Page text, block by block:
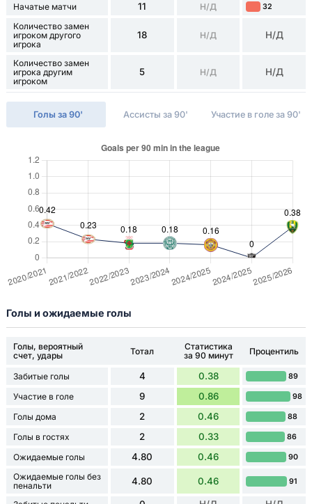
Начатые матчи 11 Н/Д 32
Количество замен
игроком другого
игрока
18 Н/Д Н/Д
Количество замен
игрока другим
игроком
5 Н/Д Н/Д
Голы за 90' Ассисты за 90' Участие в голе за 90'
Голы и ожидаемые голы
Голы, вероятный
счет, удары
Тотал
Статистика
за 90 минут
Процентиль
Забитые голы 4 0.38 89
Участие в голе 9 0.86 98
Голы дома 2 0.46 88
Голы в гостях 2 0.33 86
Ожидаемые голы 4.80 0.46 90
Ожидаемые голы без
пенальти
4.80 0.46 91